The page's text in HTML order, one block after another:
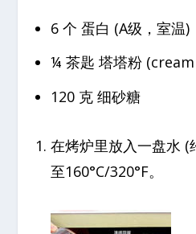
6 个 蛋白 (A级，室温)
¼ 茶匙 塔塔粉
120 克 细砂糖
在烤炉里放入一盘水 (
至160°C/320°F。